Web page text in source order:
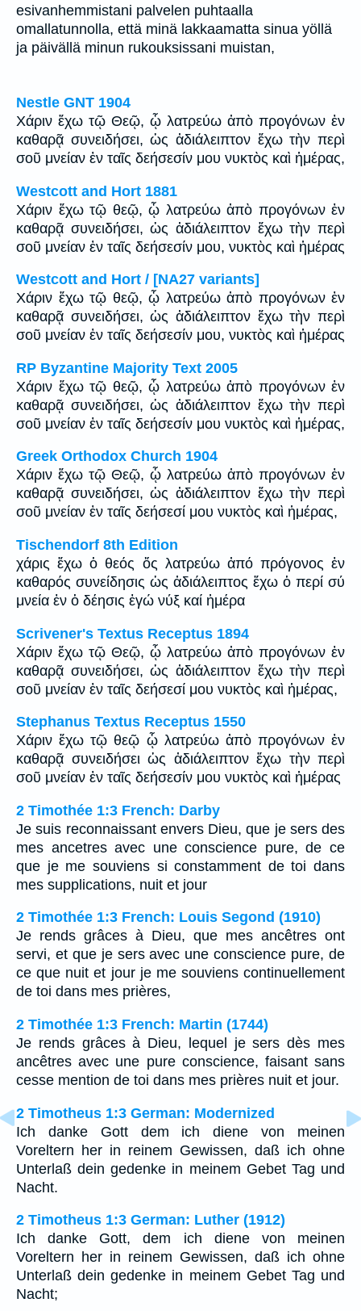
esivanhemmistani palvelen puhtaalla
omallatunnolla, että minä lakkaamatta sinua yöllä
ja päivällä minun rukouksissani muistan,
Nestle GNT 1904
Χάριν ἔχω τῷ Θεῷ, ᾧ λατρεύω ἀπὸ προγόνων ἐν
καθαρᾷ συνειδήσει, ὡς ἀδιάλειπτον ἔχω τὴν περὶ
σοῦ μνείαν ἐν ταῖς δεήσεσίν μου νυκτὸς καὶ ἡμέρας,
Westcott and Hort 1881
Χάριν ἔχω τῷ θεῷ, ᾧ λατρεύω ἀπὸ προγόνων ἐν
καθαρᾷ συνειδήσει, ὡς ἀδιάλειπτον ἔχω τὴν περὶ
σοῦ μνείαν ἐν ταῖς δεήσεσίν μου, νυκτὸς καὶ ἡμέρας
Westcott and Hort / [NA27 variants]
Χάριν ἔχω τῷ θεῷ, ᾧ λατρεύω ἀπὸ προγόνων ἐν
καθαρᾷ συνειδήσει, ὡς ἀδιάλειπτον ἔχω τὴν περὶ
σοῦ μνείαν ἐν ταῖς δεήσεσίν μου, νυκτὸς καὶ ἡμέρας
RP Byzantine Majority Text 2005
Χάριν ἔχω τῷ θεῷ, ᾧ λατρεύω ἀπὸ προγόνων ἐν
καθαρᾷ συνειδήσει, ὡς ἀδιάλειπτον ἔχω τὴν περὶ
σοῦ μνείαν ἐν ταῖς δεήσεσίν μου νυκτὸς καὶ ἡμέρας,
Greek Orthodox Church 1904
Χάριν ἔχω τῷ Θεῷ, ᾧ λατρεύω ἀπὸ προγόνων ἐν
καθαρᾷ συνειδήσει, ὡς ἀδιάλειπτον ἔχω τὴν περὶ
σοῦ μνείαν ἐν ταῖς δεήσεσί μου νυκτὸς καὶ ἡμέρας,
Tischendorf 8th Edition
χάρις ἔχω ὁ θεός ὅς λατρεύω ἀπό πρόγονος ἐν
καθαρός συνείδησις ὡς ἀδιάλειπτος ἔχω ὁ περί σύ
μνεία ἐν ὁ δέησις ἐγώ νύξ καί ἡμέρα
Scrivener's Textus Receptus 1894
Χάριν ἔχω τῷ Θεῷ, ᾧ λατρεύω ἀπὸ προγόνων ἐν
καθαρᾷ συνειδήσει, ὡς ἀδιάλειπτον ἔχω τὴν περὶ
σοῦ μνείαν ἐν ταῖς δεήσεσί μου νυκτὸς καὶ ἡμέρας,
Stephanus Textus Receptus 1550
Χάριν ἔχω τῷ θεῷ ᾧ λατρεύω ἀπὸ προγόνων ἐν
καθαρᾷ συνειδήσει ὡς ἀδιάλειπτον ἔχω τὴν περὶ
σοῦ μνείαν ἐν ταῖς δεήσεσίν μου νυκτὸς καὶ ἡμέρας
2 Timothée 1:3 French: Darby
Je suis reconnaissant envers Dieu, que je sers des
mes ancetres avec une conscience pure, de ce
que je me souviens si constamment de toi dans
mes supplications, nuit et jour
2 Timothée 1:3 French: Louis Segond (1910)
Je rends grâces à Dieu, que mes ancêtres ont
servi, et que je sers avec une conscience pure, de
ce que nuit et jour je me souviens continuellement
de toi dans mes prières,
2 Timothée 1:3 French: Martin (1744)
Je rends grâces à Dieu, lequel je sers dès mes
ancêtres avec une pure conscience, faisant sans
cesse mention de toi dans mes prières nuit et jour.
2 Timotheus 1:3 German: Modernized
Ich danke Gott dem ich diene von meinen
Voreltern her in reinem Gewissen, daß ich ohne
Unterlaß dein gedenke in meinem Gebet Tag und
Nacht.
2 Timotheus 1:3 German: Luther (1912)
Ich danke Gott, dem ich diene von meinen
Voreltern her in reinem Gewissen, daß ich ohne
Unterlaß dein gedenke in meinem Gebet Tag und
Nacht;